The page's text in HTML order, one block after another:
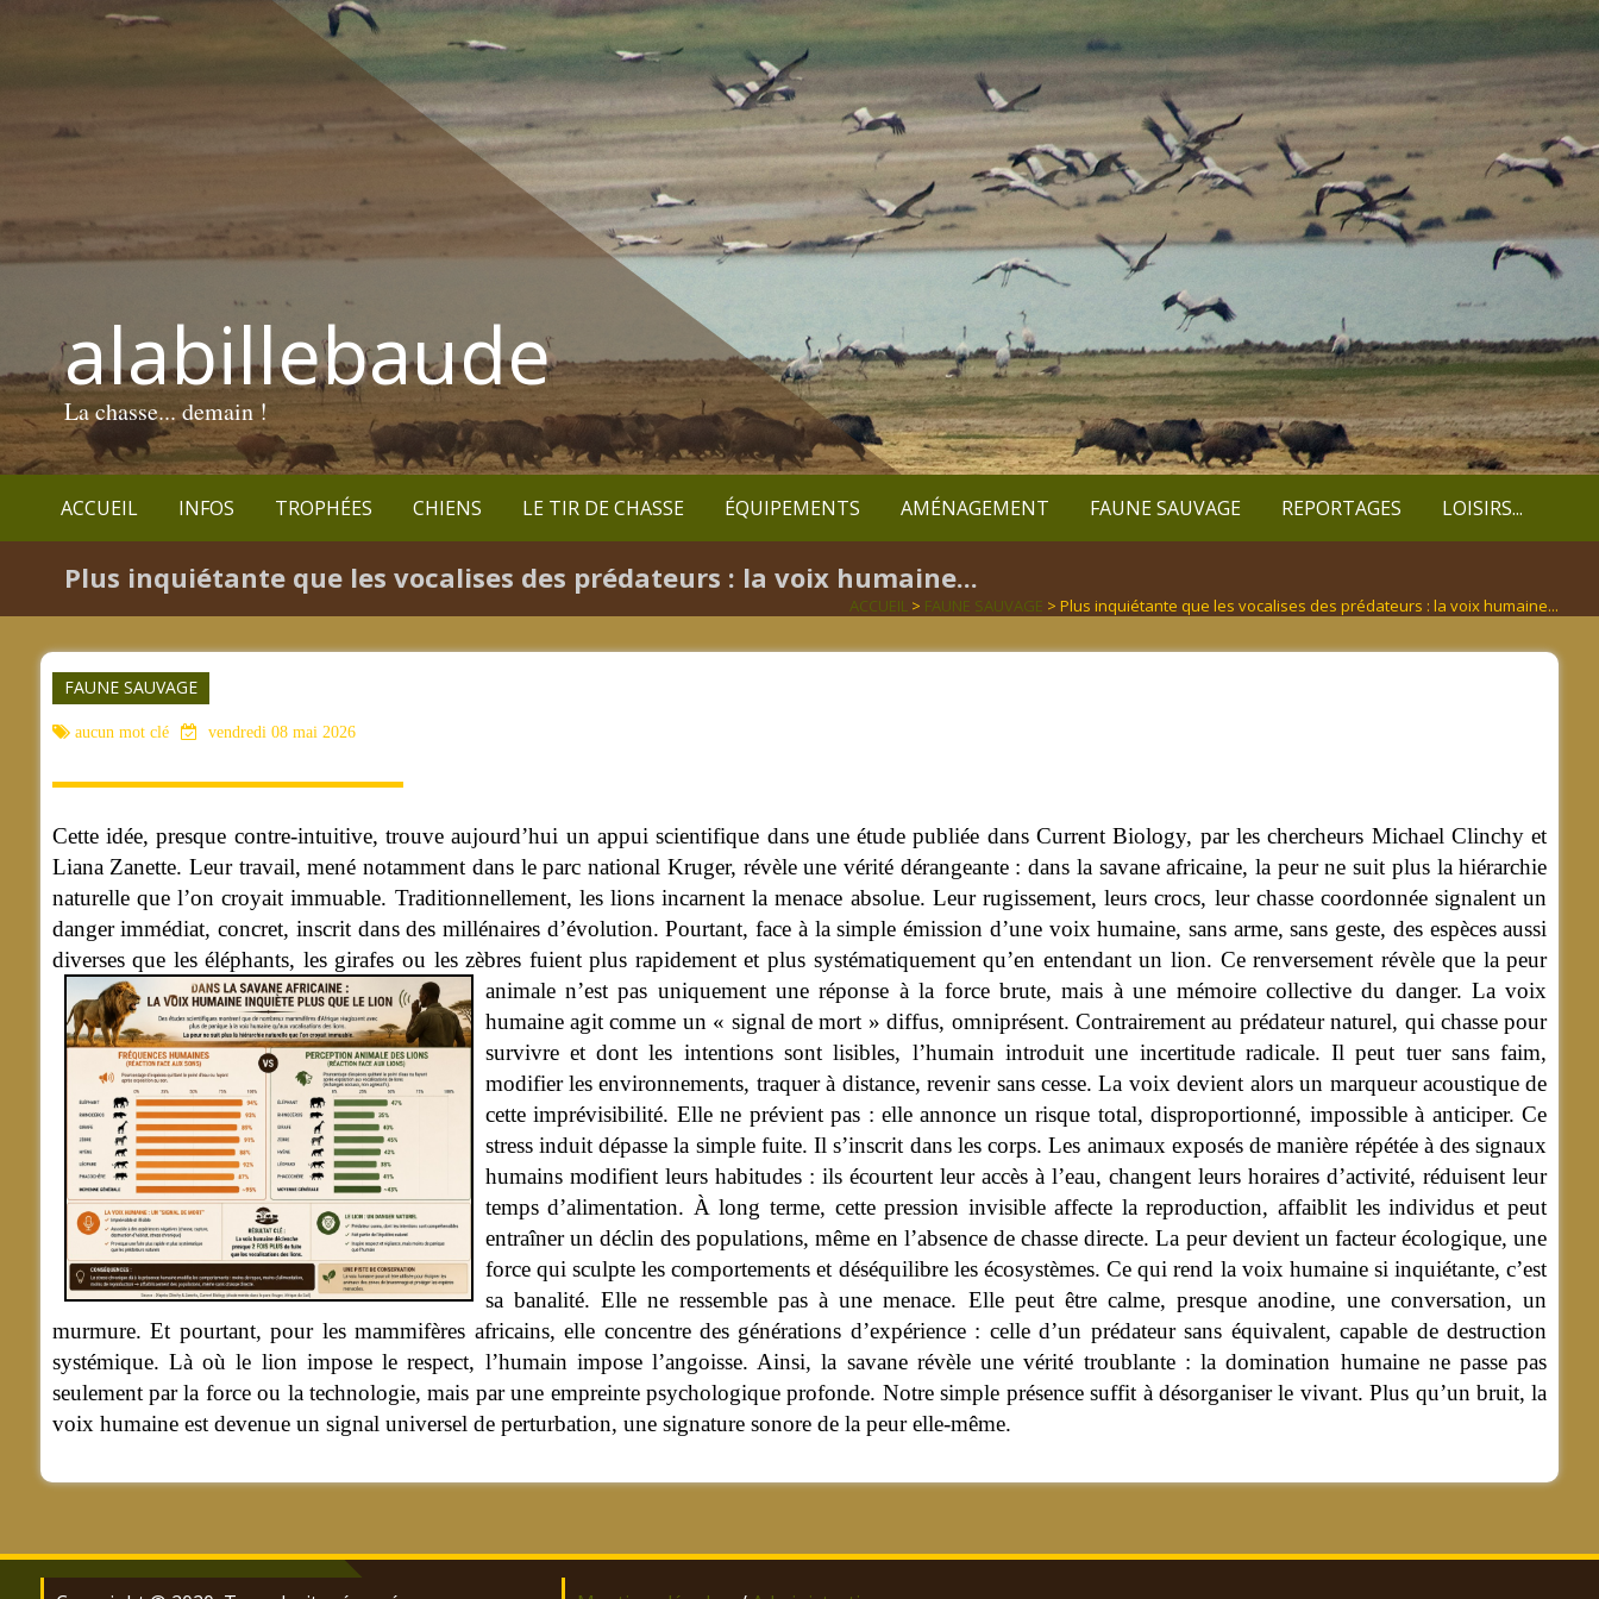
alabillebaude
La chasse... demain !
ACCUEIL INFOS TROPHÉES CHIENS LE TIR DE CHASSE ÉQUIPEMENTS AMÉNAGEMENT FAUNE SAUVAGE REPORTAGES LOISIRS...
Plus inquiétante que les vocalises des prédateurs : la voix humaine...
ACCUEIL > FAUNE SAUVAGE > Plus inquiétante que les vocalises des prédateurs : la voix humaine...
FAUNE SAUVAGE
aucun mot clé vendredi 08 mai 2026
Cette idée, presque contre-intuitive, trouve aujourd’hui un appui scientifique dans une étude publiée dans Current Biology, par les chercheurs Michael Clinchy et
Liana Zanette. Leur travail, mené notamment dans le parc national Kruger, révèle une vérité dérangeante : dans la savane africaine, la peur ne suit plus la hiérarchie
naturelle que l’on croyait immuable. Traditionnellement, les lions incarnent la menace absolue. Leur rugissement, leurs crocs, leur chasse coordonnée signalent un
danger immédiat, concret, inscrit dans des millénaires d’évolution. Pourtant, face à la simple émission d’une voix humaine, sans arme, sans geste, des espèces aussi
diverses que les éléphants, les girafes ou les zèbres fuient plus rapidement et plus systématiquement qu’en entendant un lion. Ce renversement révèle que la peur
animale n’est pas uniquement une réponse à la force brute, mais à une mémoire collective du danger. La voix
humaine agit comme un « signal de mort » diffus, omniprésent. Contrairement au prédateur naturel, qui chasse pour
survivre et dont les intentions sont lisibles, l’humain introduit une incertitude radicale. Il peut tuer sans faim,
modifier les environnements, traquer à distance, revenir sans cesse. La voix devient alors un marqueur acoustique de
cette imprévisibilité. Elle ne prévient pas : elle annonce un risque total, disproportionné, impossible à anticiper. Ce
stress induit dépasse la simple fuite. Il s’inscrit dans les corps. Les animaux exposés de manière répétée à des signaux
humains modifient leurs habitudes : ils écourtent leur accès à l’eau, changent leurs horaires d’activité, réduisent leur
temps d’alimentation. À long terme, cette pression invisible affecte la reproduction, affaiblit les individus et peut
entraîner un déclin des populations, même en l’absence de chasse directe. La peur devient un facteur écologique, une
force qui sculpte les comportements et déséquilibre les écosystèmes. Ce qui rend la voix humaine si inquiétante, c’est
sa banalité. Elle ne ressemble pas à une menace. Elle peut être calme, presque anodine, une conversation, un
murmure. Et pourtant, pour les mammifères africains, elle concentre des générations d’expérience : celle d’un prédateur sans équivalent, capable de destruction
systémique. Là où le lion impose le respect, l’humain impose l’angoisse. Ainsi, la savane révèle une vérité troublante : la domination humaine ne passe pas
seulement par la force ou la technologie, mais par une empreinte psychologique profonde. Notre simple présence suffit à désorganiser le vivant. Plus qu’un bruit, la
voix humaine est devenue un signal universel de perturbation, une signature sonore de la peur elle-même.